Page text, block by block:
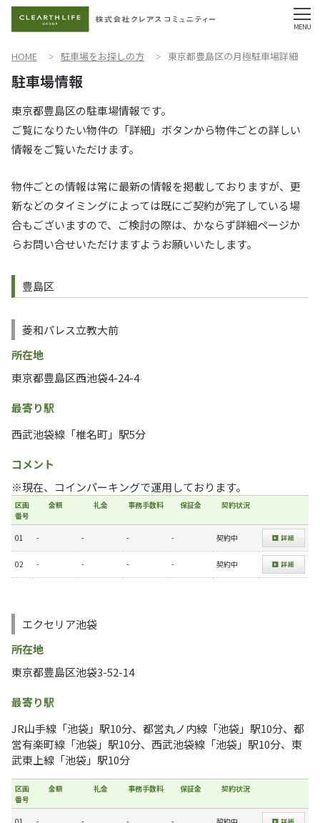
HOME 駐車場をお探しの方 東京都豊島区の月極駐車場詳細
東京都豊島区の駐車場情報です。
ご覧になりたい物件の「詳細」ボタンから物件ごとの詳しい
情報をご覧いただけます。
物件ごとの情報は常に最新の情報を掲載しておりますが、更
新などのタイミングによっては既にご契約が完了している場
合もございますので、ご検討の際は、かならず詳細ページか
らお問い合せいただけますようお願いいたします。
豊島区
菱和パレス立教大前
所在地
東京都豊島区西池袋4-24-4
最寄り駅
西武池袋線「椎名町」駅5分
コメント
※現在、コインパーキングで運用しております。
区画
番号
金額 礼金 事務手数料 保証金 契約状況
01 - - - - 契約中
02 - - - - 契約中
エクセリア池袋
所在地
東京都豊島区池袋3-52-14
最寄り駅
JR山手線「池袋」駅10分、都営丸ノ内線「池袋」駅10分、都
営有楽町線「池袋」駅10分、西武池袋線「池袋」駅10分、東
武東上線「池袋」駅10分
区画
番号
金額 礼金 事務手数料 保証金 契約状況